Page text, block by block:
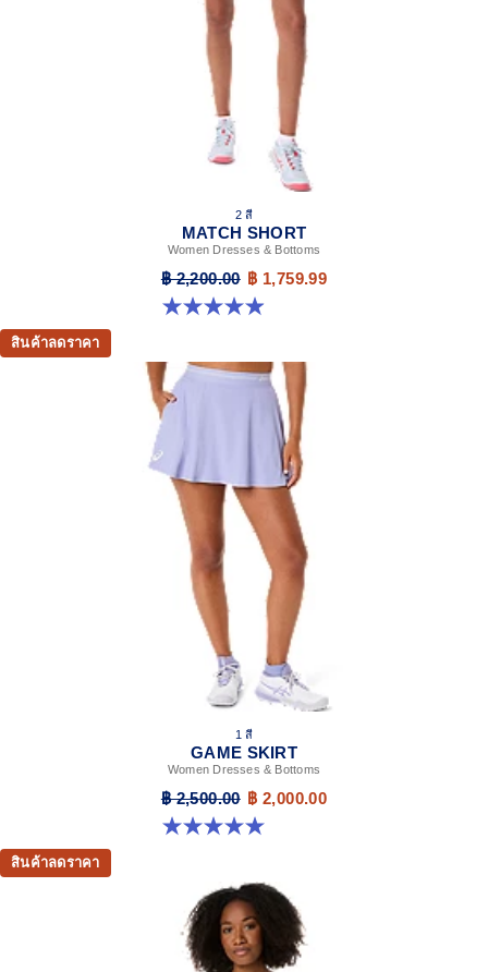
2 สี
MATCH SHORT
Women Dresses & Bottoms
฿ 2,200.00 ฿ 1,759.99
4.9 จาก 5 ดาว 13 รีวิว
สินค้าลดราคา
1 สี
GAME SKIRT
Women Dresses & Bottoms
฿ 2,500.00 ฿ 2,000.00
5.0 จาก 5 ดาว 3 รีวิว
สินค้าลดราคา